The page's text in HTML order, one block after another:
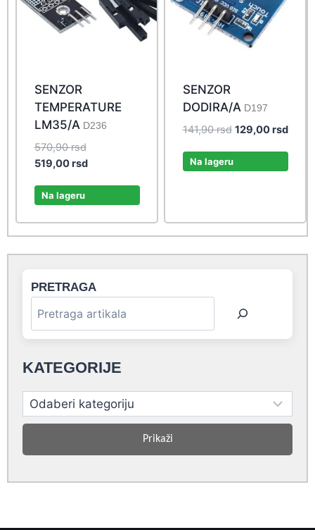
SENZOR
TEMPERATURE
LM35/A D236
570,90rsdOriginal
price
519,00rsdCurrent
Na lageru
SENZOR
DODIRA/A D197
141,90rsd Original
129,00rsd
Na lageru
PRETRAGA
KATEGORIJE
Prikaži